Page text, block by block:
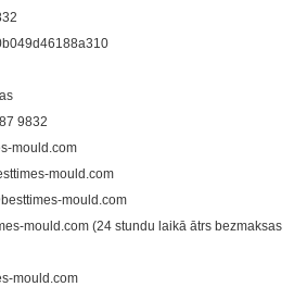
9832
mould.com
mould.com
mould.com
mould.com (24 stundu laikā ātrs bezmaksas
mould.com